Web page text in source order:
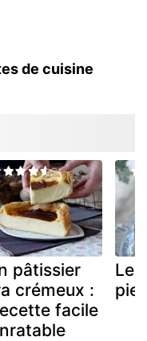
de cuisine
pâtissier
crémeux :
facile
Le